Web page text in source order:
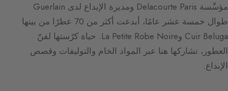
مؤسِّسة Delacourte Paris ومديرة الإبداع لدى Guerlain
طوال خمسة عشر عامًا، أبدعت أكثر من 70 عطرًا من بينها
Cuir Beluga وLa Petite Robe Noire. حياة كرّستها لفنّ
العطور، تشاركها هنا عبر المواد الخام والتوليفات وقصص
الإبداع.